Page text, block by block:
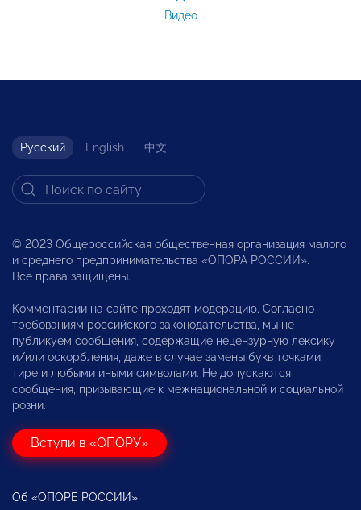
Видео
Русский English 中文
© 2023 Общероссийская общественная организация малого
и среднего предпринимательства «ОПОРА РОССИИ».
Все права защищены.
Комментарии на сайте проходят модерацию. Согласно
требованиям российского законодательства, мы не
публикуем сообщения, содержащие нецензурную лексику
и/или оскорбления, даже в случае замены букв точками,
тире и любыми иными символами. Не допускаются
сообщения, призывающие к межнациональной и социальной
розни.
Вступи в «ОПОРУ»
Об «ОПОРЕ РОССИИ»